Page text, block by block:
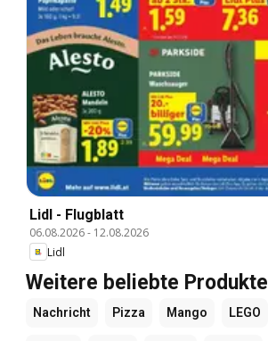
Lidl - Flugblatt
06.08.2026- 12.08.2026
Lidl
Weitere beliebte Produkte
Nachricht Pizza Mango LEGO